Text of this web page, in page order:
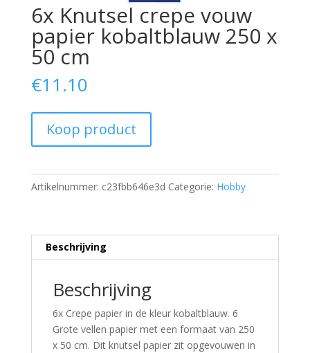
6x Knutsel crepe vouw
papier kobaltblauw 250 x
50 cm
€11.10
Koop product
Artikelnummer: c23fbb646e3d Categorie: Hobby
Beschrijving
Beschrijving
6x Crepe papier in de kleur kobaltblauw. 6
Grote vellen papier met een formaat van 250
x 50 cm. Dit knutsel papier zit opgevouwen in